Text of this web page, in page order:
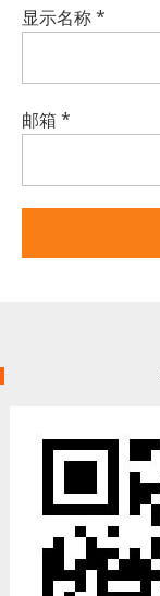
显示名称*
邮箱 *